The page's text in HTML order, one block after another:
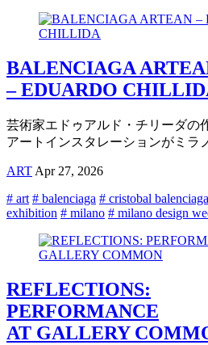
BALENCIAGA
– EDUARDO
芸術家エドゥアルド・チリーダの
アートインスタレーションがミラ
ART Apr 27, 2026
# art # balenciaga # cristobal balenciaga
exhibition # milano # milano design
REFLECTIONS:
PERFORMANCE
AT GALLERY